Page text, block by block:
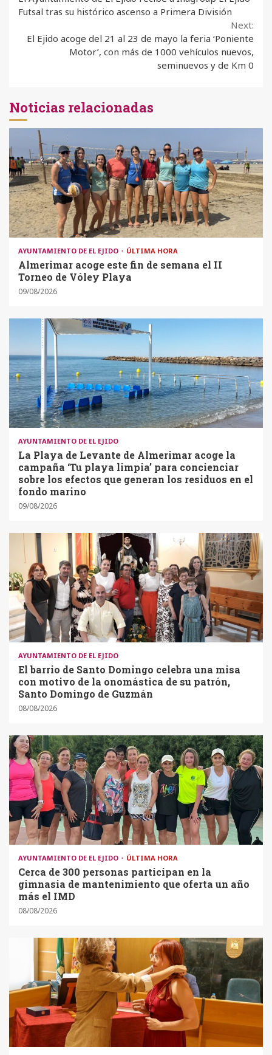
Reading
Futsal tras su histórico ascenso a Primera División
Next:
El Ejido acoge del 21 al 23 de mayo la feria ‘Poniente
Motor’, con más de 1000 vehículos nuevos,
seminuevos y de Km 0
Noticias relacionadas
AYUNTAMIENTO DE EL EJIDO ÚLTIMA HORA
Almerimar acoge este fin de semana el II
Torneo de Vóley Playa
09/08/2026
AYUNTAMIENTO DE EL EJIDO
La Playa de Levante de Almerimar acoge la
campaña ‘Tu playa limpia’ para concienciar
sobre los efectos que generan los residuos en el
fondo marino
09/08/2026
AYUNTAMIENTO DE EL EJIDO
El barrio de Santo Domingo celebra una misa
con motivo de la onomástica de su patrón,
Santo Domingo de Guzmán
08/08/2026
AYUNTAMIENTO DE EL EJIDO ÚLTIMA HORA
Cerca de 300 personas participan en la
gimnasia de mantenimiento que oferta un año
más el IMD
08/08/2026